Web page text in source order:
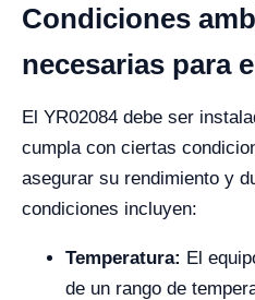
Condiciones
necesarias para
El YR02084 debe ser
cumpla con ciertas
asegurar su rendimiento y
condiciones incluyen:
Temperatura: El
de un rango de